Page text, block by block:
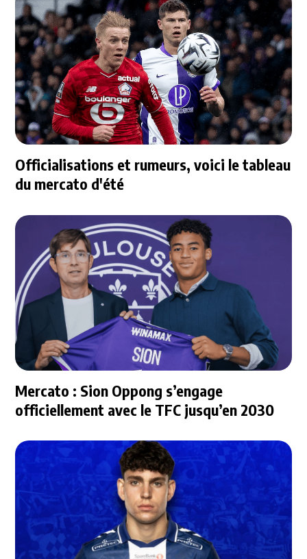
Officialisations et rumeurs, voici le tableau
du mercato d'été
Mercato : Sion Oppong s’engage
officiellement avec le TFC jusqu’en 2030